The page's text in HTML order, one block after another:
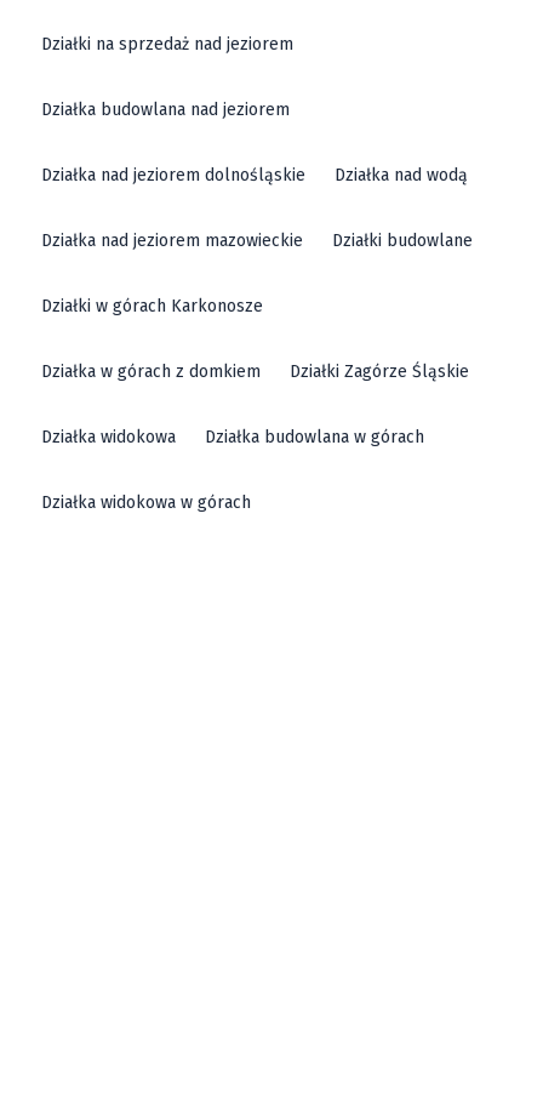
Działki na sprzedaż nad jeziorem
Działka budowlana nad jeziorem
Działka nad jeziorem dolnośląskie Działka nad wodą
Działka nad jeziorem mazowieckie Działki budowlane
Działki w górach Karkonosze
Działka w górach z domkiem Działki Zagórze Śląskie
Działka widokowa Działka budowlana w górach
Działka widokowa w górach